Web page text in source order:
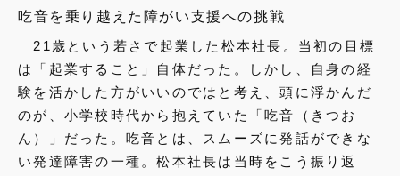
吃音を乗り越えた障がい支援への挑戦
21歳という若さで起業した松本社長。当初の目標
は「起業すること」自体だった。しかし、自身の経
験を活かした方がいいのではと考え、頭に浮かんだ
のが、小学校時代から抱えていた「吃音（きつお
ん）」だった。吃音とは、スムーズに発話ができな
い発達障害の一種。松本社長は当時をこう振り返